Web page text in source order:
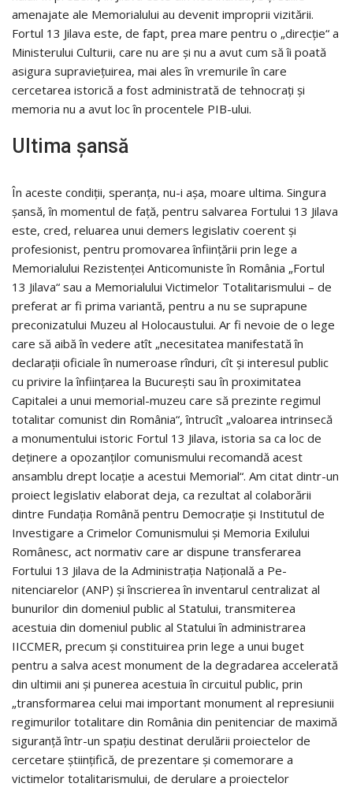
amenajate ale Memorialului au devenit improprii vizitării.
Fortul 13 Jilava este, de fapt, prea mare pentru o „direcție“ a
Ministerului Culturii, care nu are și nu a avut cum să îi poată
asigura supraviețuirea, mai ales în vremurile în care
cercetarea istorică a fost administrată de tehnocrați și
memoria nu a avut loc în procentele PIB-ului.
Ultima șansă
În aceste condiții, speranța, nu-i așa, moare ultima. Singura
șansă, în momentul de față, pentru salvarea Fortului 13 Jilava
este, cred, reluarea unui demers legislativ coerent și
profesionist, pentru promovarea înființării prin lege a
Memorialului Rezistenței Anticomuniste în România „Fortul
13 Jilava“ sau a Memorialului Victimelor Totalitarismului – de
preferat ar fi prima variantă, pentru a nu se suprapune
preconizatului Muzeu al Holocaustului. Ar fi nevoie de o lege
care să aibă în vedere atît „necesitatea manifestată în
declarații oficiale în numeroase rînduri, cît și interesul public
cu privire la înființarea la București sau în proximitatea
Capitalei a unui memorial-muzeu care să prezinte regimul
totalitar comunist din România“, întrucît „valoarea intrinsecă
a monumentului istoric Fortul 13 Jilava, istoria sa ca loc de
deținere a opozanților comunismului recomandă acest
ansamblu drept locație a acestui Me­morial“. Am citat dintr-un
proiect legislativ elaborat deja, ca rezultat al colaborării
dintre Fundația Română pentru Democrație și Institutul de
Investigare a Crimelor Comu­nismului și Memoria Exilului
Românesc, act normativ care ar dispune transferarea
Fortului 13 Jilava de la Administrația Națională a Pe­
nitenciarelor (ANP) și înscrierea în inventarul centralizat al
bunurilor din domeniul public al Statului, transmiterea
acestuia din domeniul public al Statului în administrarea
IICCMER, precum și constituirea prin lege a unui buget
pentru a salva acest monument de la degradarea accelerată
din ultimii ani și punerea acestuia în circuitul public, prin
„transformarea celui mai important monument al represiunii
regimurilor totalitare din România din penitenciar de maximă
siguranță într-un spațiu destinat derulării proiectelor de
cercetare științifică, de prezentare și comemorare a
victimelor totalitarismului, de derulare a proiectelor